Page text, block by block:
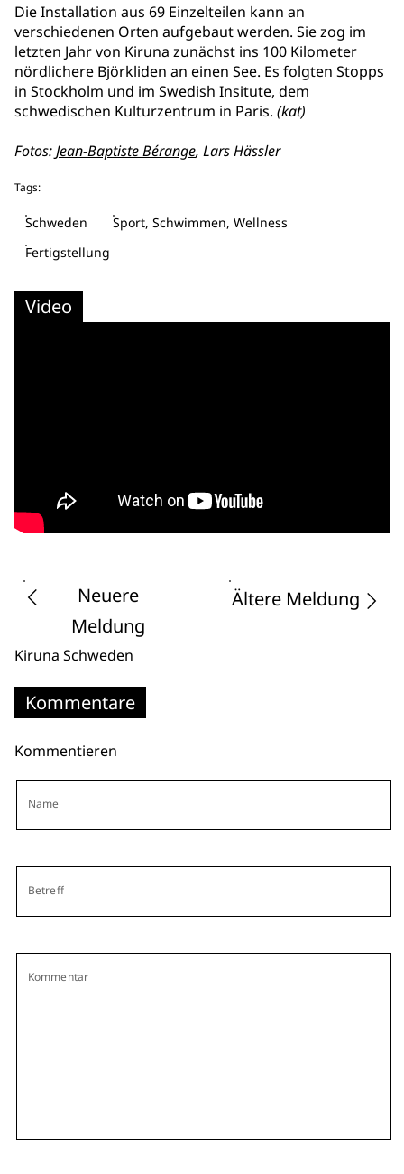
Die Installation aus 69 Einzelteilen kann an
verschiedenen Orten aufgebaut werden. Sie zog im
letzten Jahr von Kiruna zunächst ins 100 Kilometer
nördlichere Björkliden an einen See. Es folgten Stopps
in Stockholm und im Swedish Insitute, dem
schwedischen Kulturzentrum in Paris. (kat)
Fotos:Jean-Baptiste Bérange, Lars Hässler
Tags:
Schweden
Sport, Schwimmen, Wellness
Fertigstellung
Video
Neuere
Meldung
Ältere Meldung
Kiruna Schweden
Kommentare
Kommentieren
Name
Betreff
Kommentar